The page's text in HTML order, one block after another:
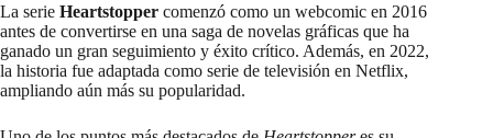
La serie Heartstopper comenzó como un webcomic en 2016
antes de convertirse en una saga de novelas gráficas que ha
ganado un gran seguimiento y éxito crítico. Además, en 2022,
la historia fue adaptada como serie de televisión en Netflix,
ampliando aún más su popularidad.